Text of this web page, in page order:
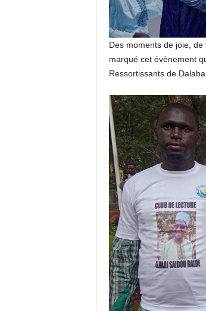
Des moments de joie,
marqué cet évènement
Ressortissants de Dalaba